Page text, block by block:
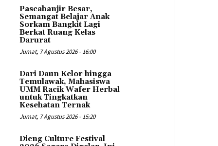
Pascabanjir Besar,
Semangat Belajar Anak
Sorkam Bangkit Lagi
Berkat Ruang Kelas
Darurat
Jumat, 7 Agustus 2026 - 16:00
Dari Daun Kelor hingga
Temulawak, Mahasiswa
UMM Racik Wafer Herbal
untuk Tingkatkan
Kesehatan Ternak
Jumat, 7 Agustus 2026 - 15:20
Dieng Culture Festival